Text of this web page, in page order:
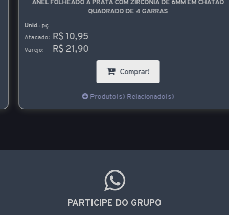
ANEL FOLHEADO A PRATA COM ZIRCÔNIA DE 6MM EM CHATÃO
QUADRADO DE 4 GARRAS
Unid.:pç
Atacado: R$ 10,95
Varejo: R$ 21,90
Comprar!
Produto(s) Relacionado(s)
PARTICIPE DO GRUPO